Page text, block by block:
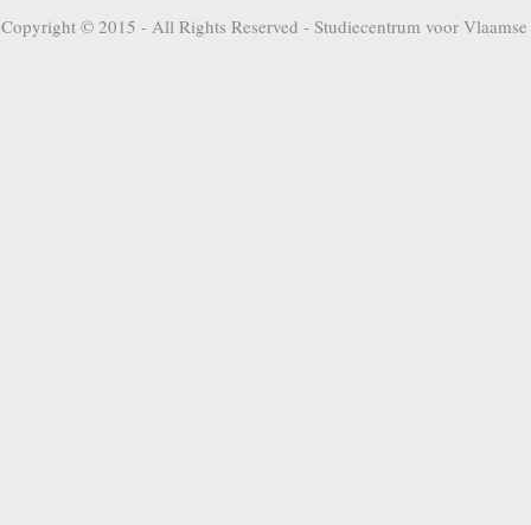
Copyright © 2015 - All Rights Reserved - Studiecentrum voor